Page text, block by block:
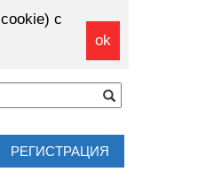
ok
с
РЕГИСТРАЦИЯ